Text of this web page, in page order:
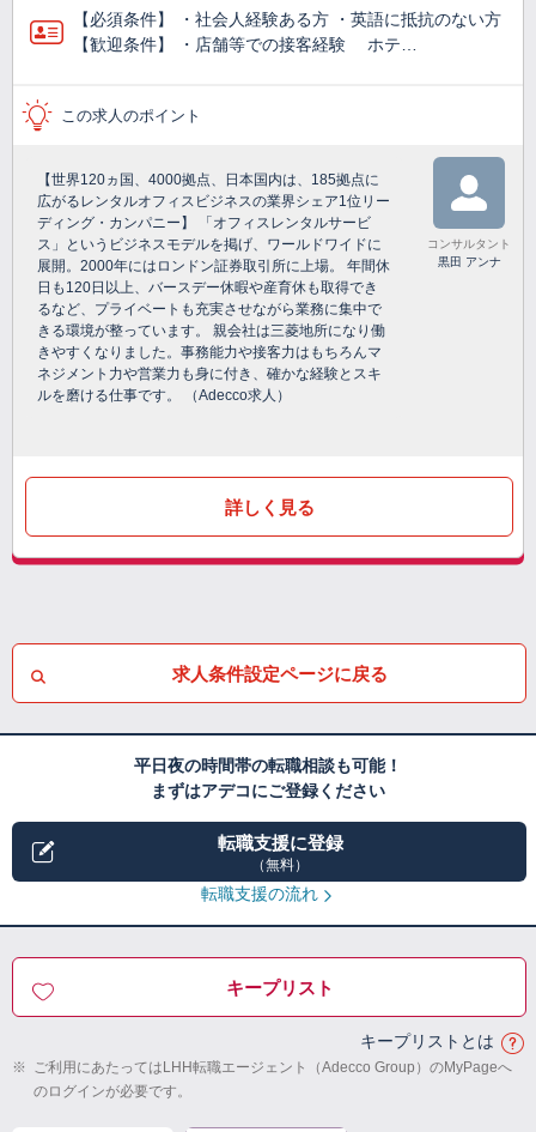
【必須条件】 ・社会人経験ある方 ・英語に抵抗のない方
【歓迎条件】 ・店舗等での接客経験 ホテ…
この求人のポイント
【世界120ヵ国、4000拠点、日本国内は、185拠点に
広がるレンタルオフィスビジネスの業界シェア1位リー
ディング・カンパニー】 「オフィスレンタルサービ
ス」というビジネスモデルを掲げ、ワールドワイドに
展開。2000年にはロンドン証券取引所に上場。 年間休
日も120日以上、バースデー休暇や産育休も取得でき
るなど、プライベートも充実させながら業務に集中で
きる環境が整っています。 親会社は三菱地所になり働
きやすくなりました。事務能力や接客力はもちろんマ
ネジメント力や営業力も身に付き、確かな経験とスキ
ルを磨ける仕事です。 （Adecco求人）
コンサルタント
黒田 アンナ
詳しく見る
求人条件設定ページに戻る
平日夜の時間帯の転職相談も可能！
まずはアデコにご登録ください
転職支援に登録
（無料）
転職支援の流れ
キープリスト
キープリストとは
※ ご利用にあたってはLHH転職エージェント（Adecco Group）のMyPageへ
のログインが必要です。